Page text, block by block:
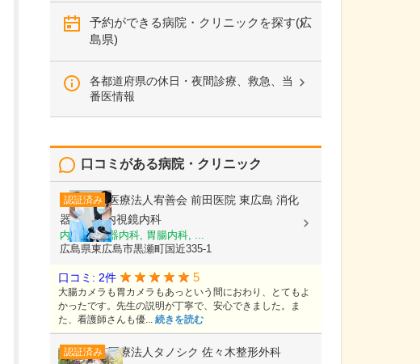
予約ができる病院・クリニックを探す(広
島県)
各都道府県の休日・夜間診療、救急、当
番医情報
口コミがある病院・クリニック
認証済み 医療法人宥善会 前田医院 東広島 消化
器内科・内視鏡内科
内科, 消化器内科, 胃腸内科, ...
広島県東広島市黒瀬町国近335-1
口コミ: 2件 5
大腸カメラも胃カメラもあっという間におわり、とてもよ
かったです。先生の説明が丁寧で、安心できました。ま
た、看護師さんも優... 続きを読む
認証済み 医療法人タノシク 佐々木整形外科